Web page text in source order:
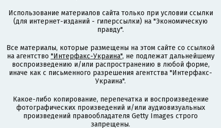
Использование материалов сайта только при условии ссылки
(для интернет-изданий - гиперссылки) на "Экономическую
правду".
Все материалы, которые размещены на этом сайте со ссылкой
на агентство "Интерфакс-Украина", не подлежат дальнейшему
воспроизведению и/или распространению в любой форме,
иначе как с письменного разрешения агентства "Интерфакс-
Украина".
Какое-либо копирование, перепечатка и воспроизведение
фотографических произведений и/или аудиовизуальных
произведений правообладателя Getty Images строго
запрещены.